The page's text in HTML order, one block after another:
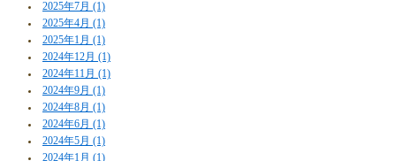
2025年7月 (1)
2025年4月 (1)
2025年1月 (1)
2024年12月 (1)
2024年11月 (1)
2024年9月 (1)
2024年8月 (1)
2024年6月 (1)
2024年5月 (1)
2024年1月 (1)